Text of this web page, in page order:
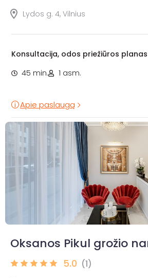
Lydos g. 4, Vilnius
Konsultacija, odos priežiūros planas
45 min.
1 asm.
Apie paslaugą
Oksanos Pikul grožio
5.0 (1)